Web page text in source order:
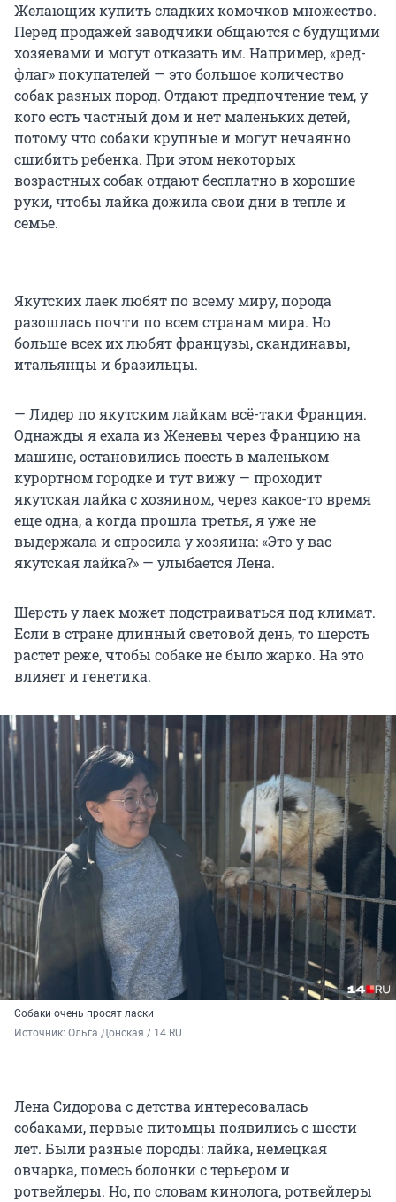
Желающих купить сладких комочков множество.
Перед продажей заводчики общаются с будущими
хозяевами и могут отказать им. Например, «ред-
флаг» покупателей — это большое количество
собак разных пород. Отдают предпочтение тем, у
кого есть частный дом и нет маленьких детей,
потому что собаки крупные и могут нечаянно
сшибить ребенка. При этом некоторых
возрастных собак отдают бесплатно в хорошие
руки, чтобы лайка дожила свои дни в тепле и
семье.
Якутских лаек любят по всему миру, порода
разошлась почти по всем странам мира. Но
больше всех их любят французы, скандинавы,
итальянцы и бразильцы.
— Лидер по якутским лайкам всё-таки Франция.
Однажды я ехала из Женевы через Францию на
машине, остановились поесть в маленьком
курортном городке и тут вижу — проходит
якутская лайка с хозяином, через какое-то время
еще одна, а когда прошла третья, я уже не
выдержала и спросила у хозяина: «Это у вас
якутская лайка?» — улыбается Лена.
Шерсть у лаек может подстраиваться под климат.
Если в стране длинный световой день, то шерсть
растет реже, чтобы собаке не было жарко. На это
влияет и генетика.
Собаки очень просят ласки
Источник: Ольга Донская / 14.RU
Лена Сидорова с детства интересовалась
собаками, первые питомцы появились с шести
лет. Были разные породы: лайка, немецкая
овчарка, помесь болонки с терьером и
ротвейлеры. Но, по словам кинолога, ротвейлеры